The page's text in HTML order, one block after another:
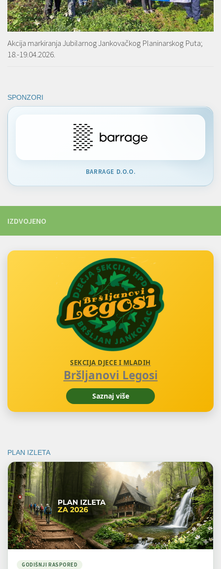
Akcija markiranja Jubilarnog Jankovačkog Planinarskog Puta;
18.-19.04.2026.
SPONZORI
BARRAGE D.O.O.
IZDVOJENO
SEKCIJA DJECE I MLADIH
Bršljanovi Legosi
Saznaj više
PLAN IZLETA
GODIŠNJI RASPORED